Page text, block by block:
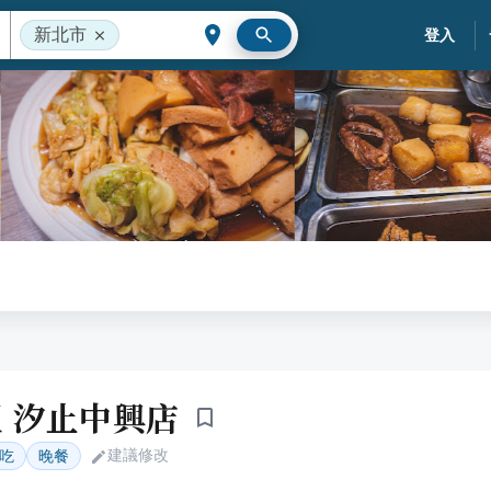
新北市 登入
止中興店
晚餐 建議修改